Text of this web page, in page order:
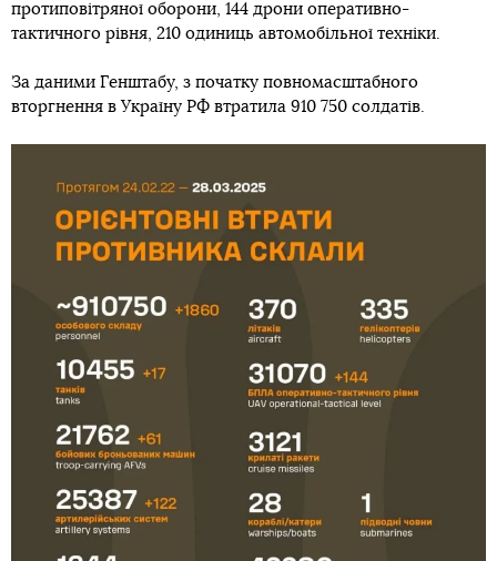
протиповітряної оборони, 144 дрони оперативно-
тактичного рівня, 210 одиниць автомобільної техніки.
За даними Генштабу, з початку повномасштабного
вторгнення в Україну РФ втратила 910 750 солдатів.